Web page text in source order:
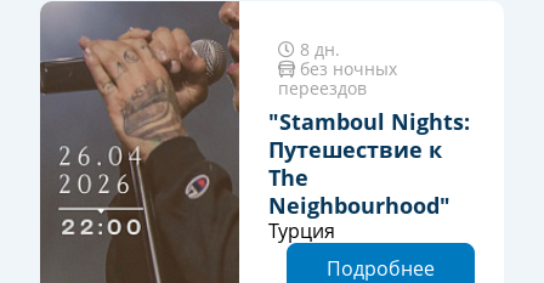
8 дн.
без ночных
переездов
"Stamboul Nights:
Путешествие к
The
Neighbourhood"
Турция
Подробнее